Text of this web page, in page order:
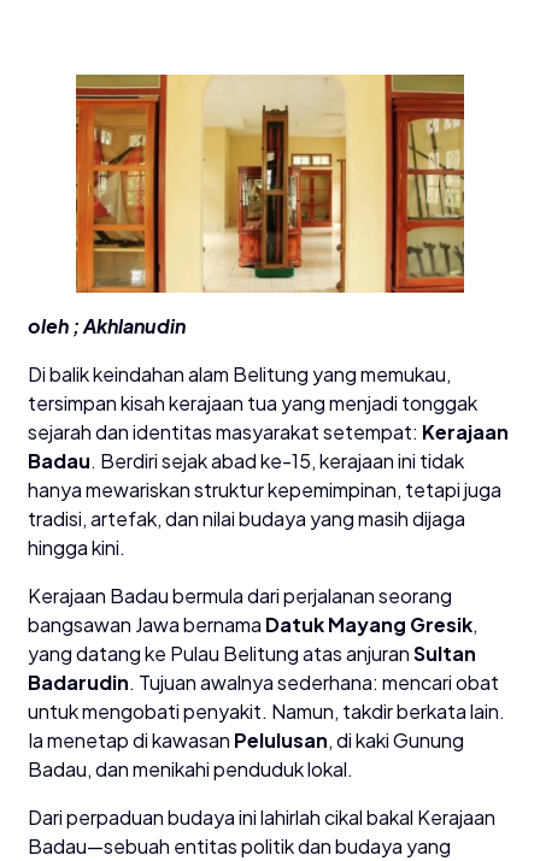
oleh ; Akhlanudin
Di balik keindahan alam Belitung yang memukau,
tersimpan kisah kerajaan tua yang menjadi tonggak
sejarah dan identitas masyarakat setempat: Kerajaan
Badau. Berdiri sejak abad ke-15, kerajaan ini tidak
hanya mewariskan struktur kepemimpinan, tetapi juga
tradisi, artefak, dan nilai budaya yang masih dijaga
hingga kini.
Kerajaan Badau bermula dari perjalanan seorang
bangsawan Jawa bernama Datuk Mayang Gresik,
yang datang ke Pulau Belitung atas anjuranSultan
Badarudin. Tujuan awalnya sederhana: mencari obat
untuk mengobati penyakit. Namun, takdir berkata lain.
Ia menetap di kawasan Pelulusan, di kaki Gunung
Badau, dan menikahi penduduk lokal.
Dari perpaduan budaya ini lahirlah cikal bakal Kerajaan
Badau—sebuah entitas politik dan budaya yang